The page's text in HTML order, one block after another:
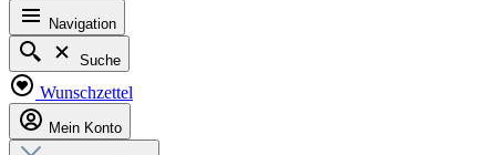
Navigation
Suche
Wunschzettel
Mein Konto